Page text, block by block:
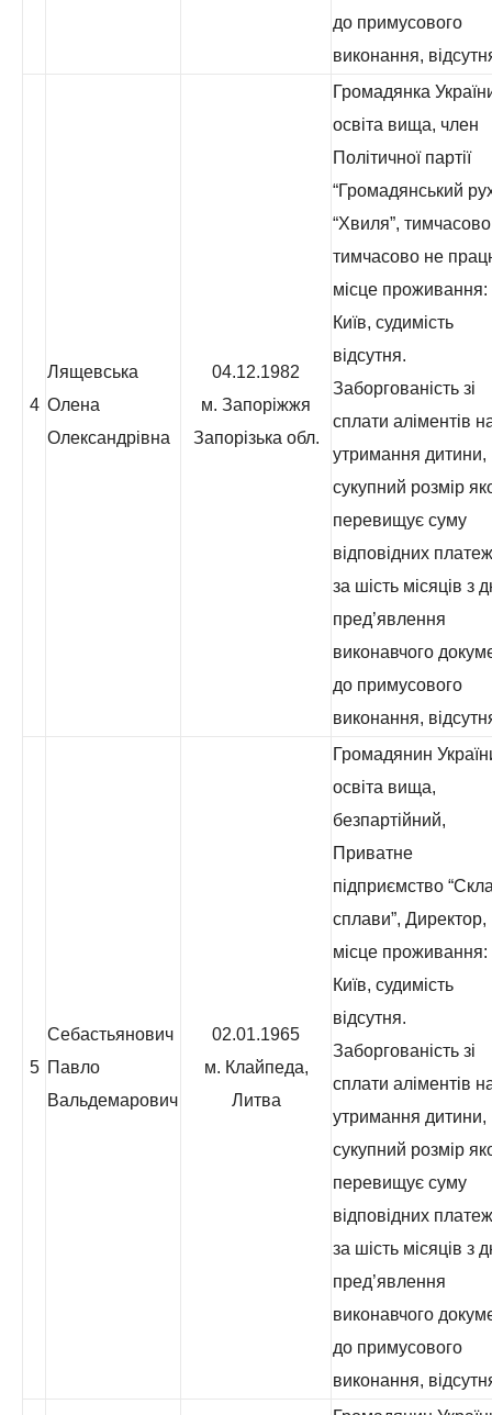
до примусового
виконання,
4
Лящевська
Олена
Олександрівна
04.12.1982
м. Запоріжжя
Запорізька обл.
Громадянка
освіта вища, член
Політичної партії
“Громадянський
“Хвиля”, тимчасово
тимчасово не
місце
Київ, судимість
відсутня.
Заборгованість зі
сплати аліментів
утримання дитини,
сукупний розмір
перевищує суму
відповідних
за шість місяців з
пред’явлення
виконавчого
до примусового
виконання,
5
Себастьянович
Павло
Вальдемарович
02.01.1965
м. Клайпеда,
Литва
Громадянин
освіта вища,
безпартійний,
Приватне
підприємство
сплави”, Директор,
місце
Київ, судимість
відсутня.
Заборгованість зі
сплати аліментів
утримання дитини,
сукупний розмір
перевищує суму
відповідних
за шість місяців з
пред’явлення
виконавчого
до примусового
виконання,